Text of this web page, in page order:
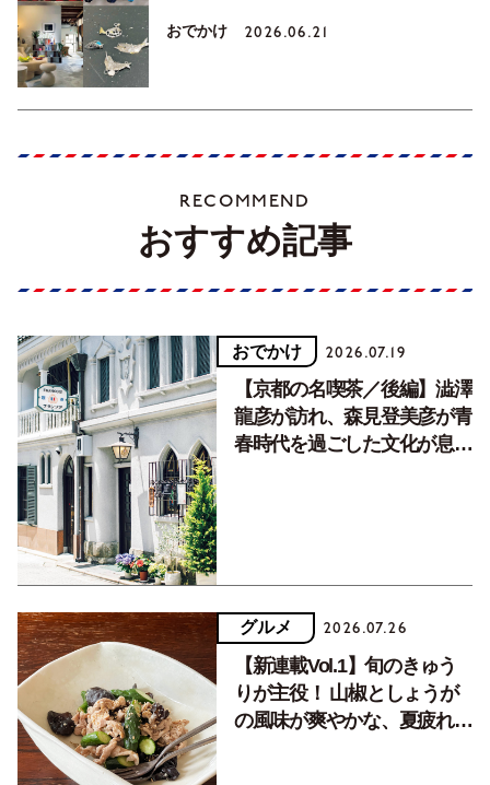
おでかけ 2026.06.21
RECOMMEND
おすすめ記事
おでかけ 2026.07.19
【京都の名喫茶／後編】澁澤
龍彦が訪れ、森見登美彦が青
春時代を過ごした文化が息づ
グルメ 2026.07.26
【新連載Vol.1】旬のきゅう
りが主役！ 山椒としょうが
の風味が爽やかな、夏疲れを